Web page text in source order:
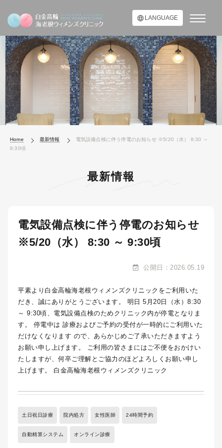
LANGUAGE
Home 最新情報
電気設備点検に伴う停電のお知らせ ※5/20（水） 8:30 ～
9:30頃
最新情報
電気設備点検に伴う停電のお知らせ
※5/20（水） 8:30 ～ 9:30頃
公開日：2026.05.19
平素より白金高輪海老根ウィメンズクリニックをご利用いた
だき、誠にありがとうございます。 明日 5月20日（水）8:30
～ 9:30頃、電気設備点検のためクリニック内が停電となりま
す。 停電中は 診療およびご予約の受付が一時的にご利用いた
だけなくなります ので、あらかじめご了承いただきますよう
お願い申し上げます。 ご利用の皆さまにはご不便をおかけい
たしますが、何卒ご理解とご協力のほどよろしくお願い申し
上げます。 白金高輪海老根ウィメンズクリニック
土日祝日診療 院内処方 女性医師 24時間予約
自動精算システム オンライン診療